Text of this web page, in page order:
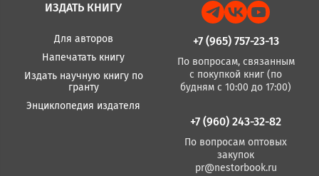
ИЗДАТЬ КНИГУ
Для авторов
Напечатать книгу
Издать научную книгу по
гранту
Энциклопедия издателя
+7 (965) 757-23-13
По вопросам, связанным
с покупкой книг (по
будням с 10:00 до 17:00)
+7 (960) 243-32-82
По вопросам оптовых
закупок
pr@nestorbook.ru